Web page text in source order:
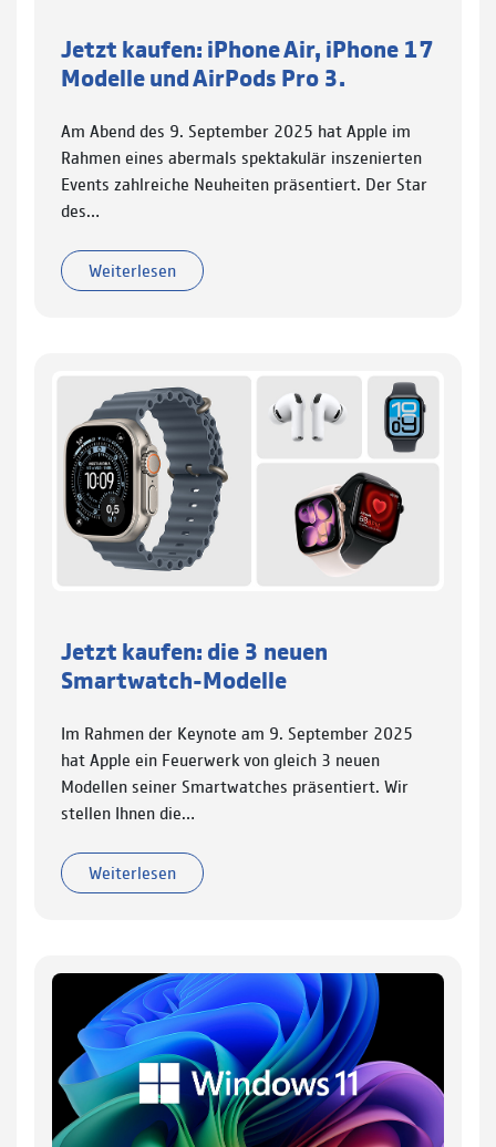
Jetzt kaufen: iPhone Air, iPhone 17
Modelle und AirPods Pro 3.
Am Abend des 9. September 2025 hat Apple im
Rahmen eines abermals spektakulär inszenierten
Events zahlreiche Neuheiten präsentiert. Der Star
des…
Weiterlesen
Jetzt kaufen: die 3 neuen
Smartwatch-Modelle
Im Rahmen der Keynote am 9. September 2025
hat Apple ein Feuerwerk von gleich 3 neuen
Modellen seiner Smartwatches präsentiert. Wir
stellen Ihnen die…
Weiterlesen